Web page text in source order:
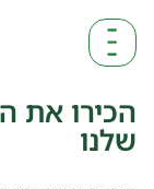
הכירו את
שלנו